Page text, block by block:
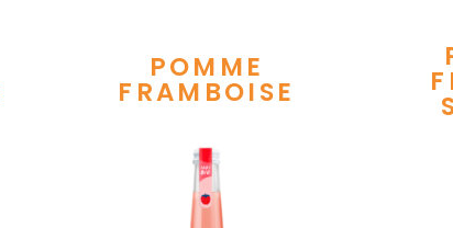
POMME
FRAMBOISE